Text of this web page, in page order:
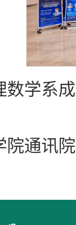
数学系
院通讯